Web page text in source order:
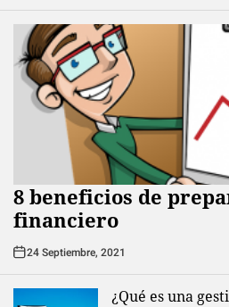
8 beneficios de
financiero
24 Septiembre, 2021
¿Qué es una